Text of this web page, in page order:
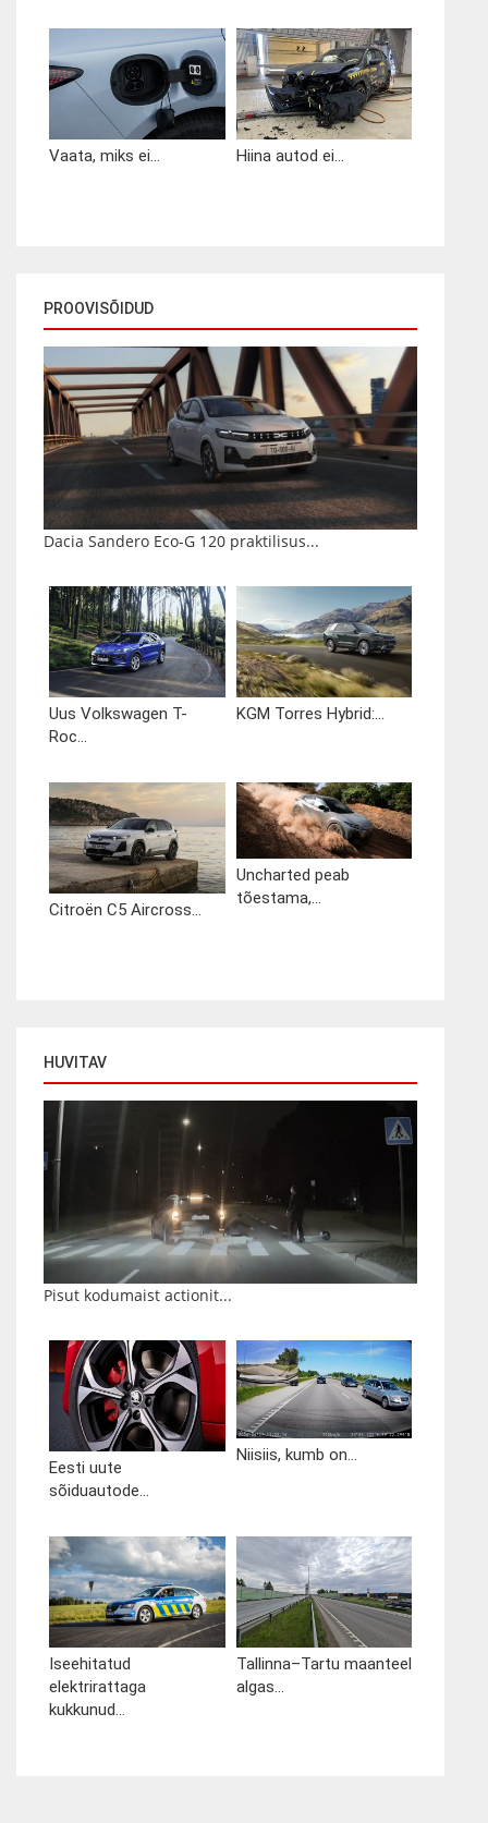
Vaata, miks ei... Hiina autod ei...
PROOVISÕIDUD
Dacia Sandero Eco-G 120 praktilisus...
Uus Volkswagen T-
Roc...
KGM Torres Hybrid:...
Citroën C5 Aircross...
Uncharted peab
tõestama,...
HUVITAV
Pisut kodumaist actionit...
Eesti uute
sõiduautode...
Niisiis, kumb on...
Iseehitatud
elektrirattaga
kukkunud...
Tallinna–Tartu maanteel
algas...